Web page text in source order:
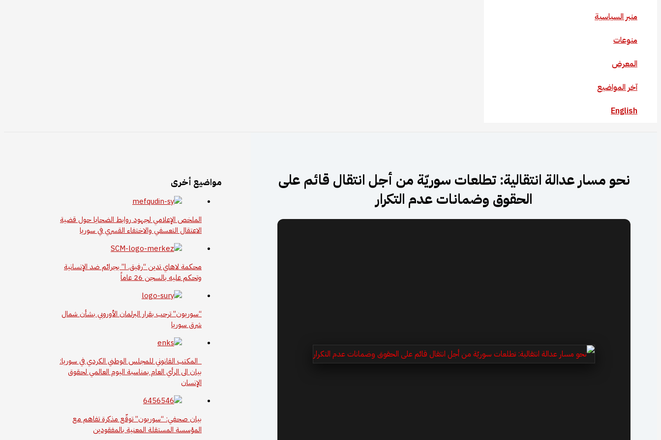
منبر السياسية
منوعات
المعرض
آخر المواضيع
English
نحو مسار عدالة انتقالية: تطلعات سوريّة من أجل انتقال قائم على
الحقوق وضمانات عدم التكرار
مواضيع أخرى
الملخص الإعلامي لجهود روابط الضحايا حول قضية
الاعتقال التعسفي والاختفاء القسري في سوريا
محكمة لاهاي تدين “رفيق. ا” بجرائم ضد الإنسانية
وتحكم عليه بالسجن 26 عاماً
“سوريون” ترحب بقرار البرلمان الأوروبي بشأن شمال
شرق سوريا
المكتب القانوني للمجلس الوطني الكردي في سوريا:
بيان الى الرأي العام بمناسبة اليوم العالمي لحقوق
الإنسان
بيان صحفي: “سوريون” توقّع مذكرة تفاهم مع
المؤسسة المستقلة المعنية بالمفقودين